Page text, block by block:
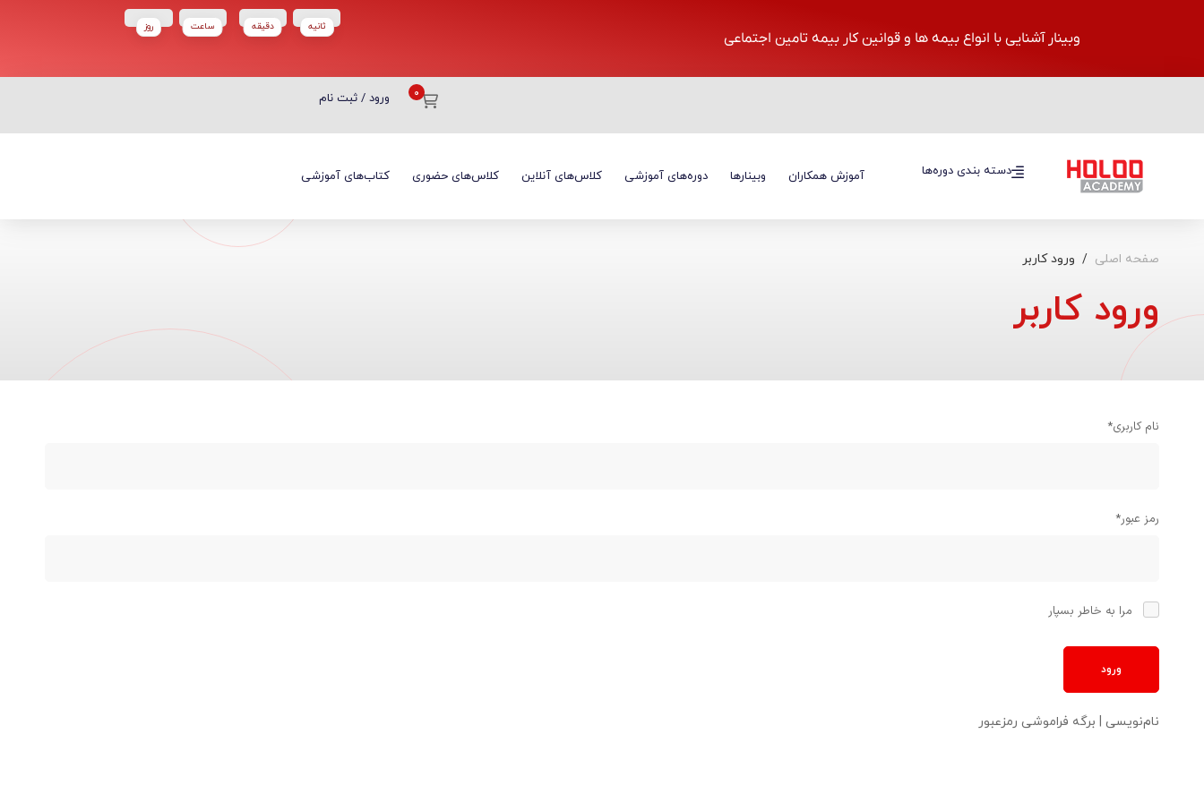
وبینار آشنایی با انواع بیمه ها و قوانین کار بیمه تامین اجتماعی
روز ساعت‌ دقیقه ثانیه
ورود / ثبت نام
دسته بندی دوره‌ها آموزش همکاران وبینارها دوره‌های آموزشی کلاس‌های آنلاین کلاس‌های حضوری کتاب‌های آموزشی دسته بندی دوره‌ها
صفحه اصلی ورود کاربر
ورود کاربر
نام کاربری*
رمز عبور*
مرا به خاطر بسپار
نام‌نویسی | برگه فراموشی رمزعبور